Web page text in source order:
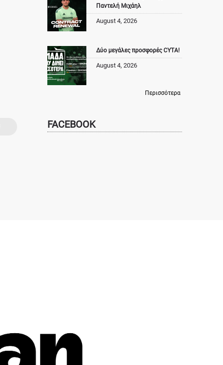
Παντελή Μιχάηλ
August 4, 2026
Δύο μεγάλες προσφορές CYTA!
August 4, 2026
Περισσότερα
FACEBOOK